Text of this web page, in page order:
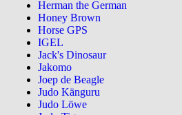
Herman the German
Honey Brown
Horse GPS
IGEL
Jack's Dinosaur
Jakomo
Joep de Beagle
Judo Känguru
Judo Löwe